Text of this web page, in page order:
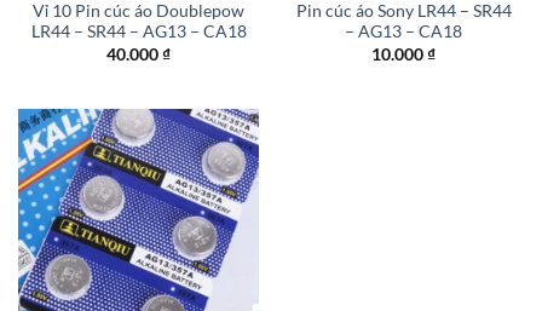
Vỉ 10 Pin cúc áo Doublepow
LR44 – SR44 – AG13 – CA18
40.000₫
Pin cúc áo Sony LR44 – SR44
– AG13 – CA18
10.000₫